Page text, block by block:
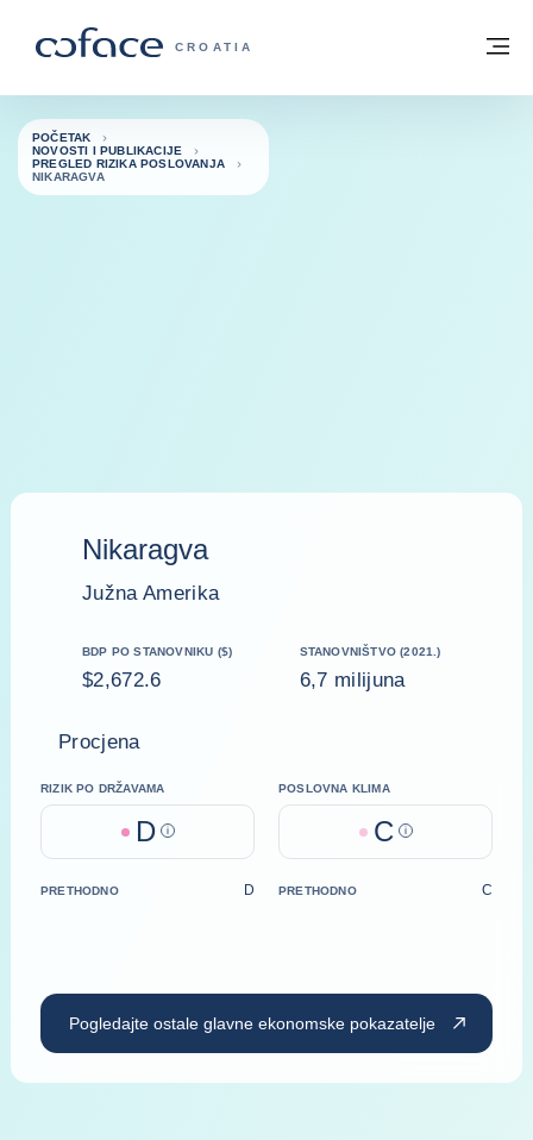
COFACE FOR TRADE - POČETNA
CROATIA
Povratak na početnu stranicu
POČETAK
NOVOSTI I PUBLIKACIJE
PREGLED RIZIKA POSLOVANJA
NIKARAGVA
Nikaragva
Južna Amerika
BDP PO STANOVNIKU ($)
$2,672.6
STANOVNIŠTVO (2021.)
6,7 milijuna
Procjena
RIZIK PO DRŽAVAMA
D Help
POSLOVNA KLIMA
C Help
PRETHODNO D PRETHODNO C
Pogledajte ostale glavne ekonomske pokazatelje